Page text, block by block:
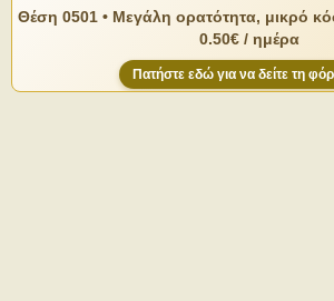
Θέση 0501 • Μεγάλη ορατότητα, μικρό
0.50€ / ημέρα
Πατήστε εδώ για να δείτε τη